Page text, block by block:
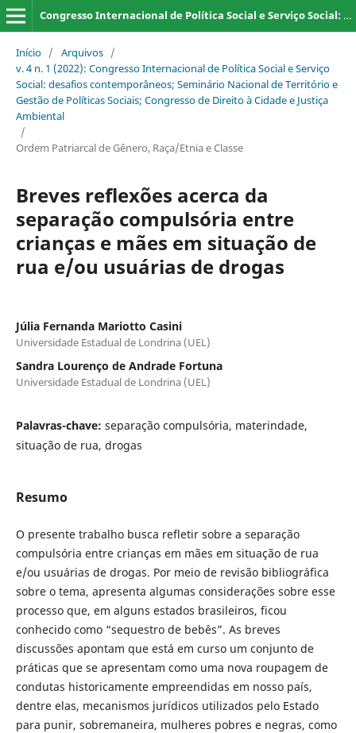
Congresso Internacional de Política Social e Serviço Social: desafios contemporâneos; Seminário Nacional de Território e Gestão de Políticas Sociais; Congresso de Direito à Cidade e Justiça Ambiental
Início / Arquivos /
v. 4 n. 1 (2022): Congresso Internacional de Política Social e Serviço
Social: desafios contemporâneos; Seminário Nacional de Território e
Gestão de Políticas Sociais; Congresso de Direito à Cidade e Justiça
Ambiental
/
Ordem Patriarcal de Gênero, Raça/Etnia e Classe
Breves reflexões acerca da
separação compulsória entre
crianças e mães em situação de
rua e/ou usuárias de drogas
Júlia Fernanda Mariotto Casini
Universidade Estadual de Londrina (UEL)
Sandra Lourenço de Andrade Fortuna
Universidade Estadual de Londrina (UEL)
Palavras-chave: separação compulsória, materindade,
situação de rua, drogas
Resumo
O presente trabalho busca refletir sobre a separação
compulsória entre crianças em mães em situação de rua
e/ou usuárias de drogas. Por meio de revisão bibliográfica
sobre o tema, apresenta algumas considerações sobre esse
processo que, em alguns estados brasileiros, ficou
conhecido como “sequestro de bebês”. As breves
discussões apontam que está em curso um conjunto de
práticas que se apresentam como uma nova roupagem de
condutas historicamente empreendidas em nosso país,
dentre elas, mecanismos jurídicos utilizados pelo Estado
para punir, sobremaneira, mulheres pobres e negras, como